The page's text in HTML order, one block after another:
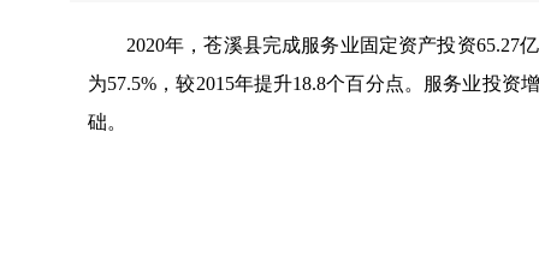
2020年，苍溪县完成服务业固定资产投资65.27
为57.5%，较2015年提升18.8个百分点。服务业投
础。